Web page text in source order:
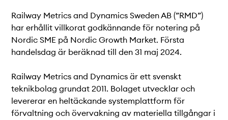
Railway Metrics and Dynamics Sweden AB (”RMD”)
har erhållit villkorat godkännande för notering på
Nordic SME på Nordic Growth Market. Första
handelsdag är beräknad till den 31 maj 2024.
Railway Metrics and Dynamics är ett svenskt
teknikbolag grundat 2011. Bolaget utvecklar och
levererar en heltäckande systemplattform för
förvaltning och övervakning av materiella tillgångar i